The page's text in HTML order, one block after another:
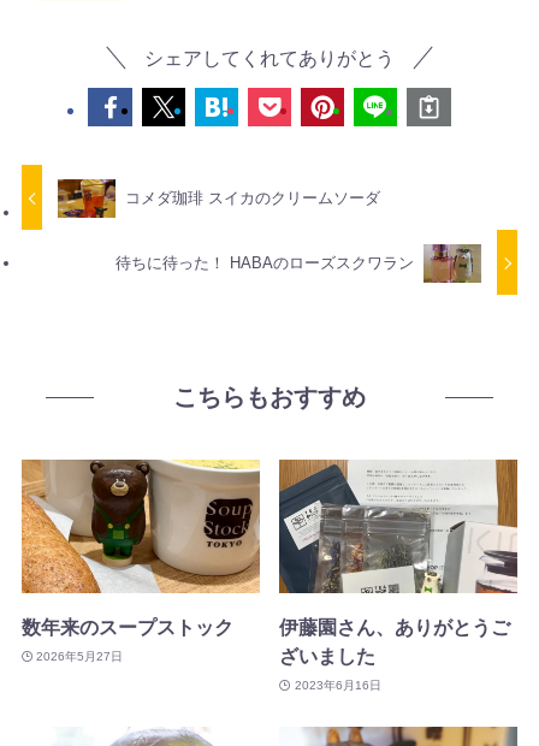
シェアしてくれてありがとう
コメダ珈琲 スイカのクリームソーダ
待ちに待った！ HABAのローズスクワラン
こちらもおすすめ
数年来のスープストック
2026年5月27日
伊藤園さん、ありがとうご
ざいました
2023年6月16日